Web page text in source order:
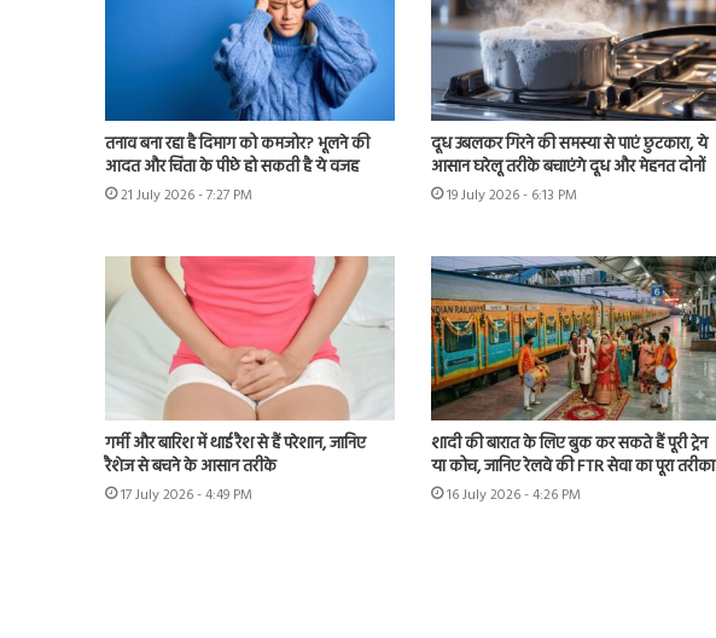
तनाव बना रहा है दिमाग को कमजोर? भूलने की
आदत और चिंता के पीछे हो सकती है ये वजह
21 July 2026 - 7:27 PM
दूध उबलकर गिरने की समस्या से पाएं छुटकारा, ये
आसान घरेलू तरीके बचाएंगे दूध और मेहनत दोनों
19 July 2026 - 6:13 PM
गर्मी और बारिश में थाई रैश से हैं परेशान, जानिए
रैशेज से बचने के आसान तरीके
17 July 2026 - 4:49 PM
शादी की बारात के लिए बुक कर सकते हैं पूरी ट्रेन
या कोच, जानिए रेलवे की FTR सेवा का पूरा तरीका
16 July 2026 - 4:26 PM